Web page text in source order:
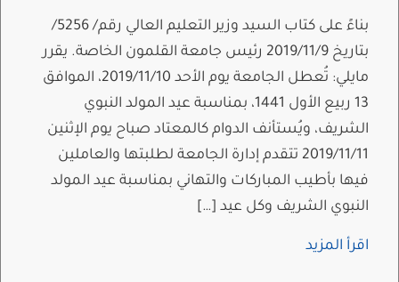
بناءً على كتاب السيد وزير التعليم العالي رقم/ 5256/
بتاريخ 2019/11/9 رئيس جامعة القلمون الخاصة. يقرر
مايلي: تُعطل الجامعة يوم الأحد 2019/11/10، الموافق
13 ربيع الأول 1441، بمناسبة عيد المولد النبوي
الشريف، ويُستأنف الدوام كالمعتاد صباح يوم الإثنين
2019/11/11 تتقدم إدارة الجامعة لطلبتها والعاملين
فيها بأطيب المباركات والتهاني بمناسبة عيد المولد
النبوي الشريف وكل عيد […]
اقرأ المزيد